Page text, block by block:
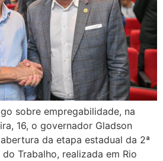
sobre empregabilidade, na
16, o governador Gladson
da etapa estadual da 2ª
Trabalho, realizada em Rio